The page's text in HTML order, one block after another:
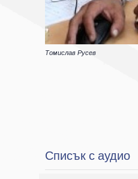
Томислав Русев
Списък с аудио